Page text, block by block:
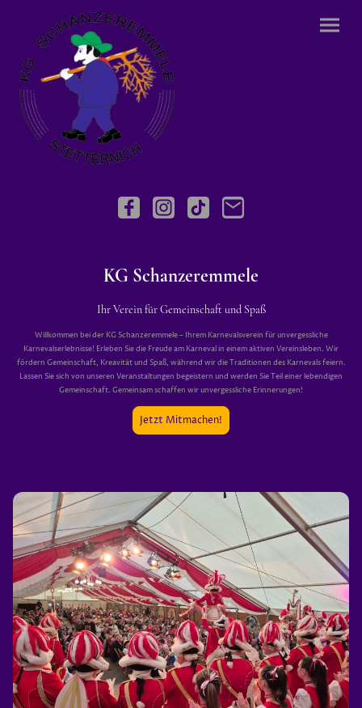
KG Schanzeremmele
Ihr Verein für Gemeinschaft und Spaß
Willkommen bei der KG Schanzeremmele – Ihrem Karnevalsverein für unvergessliche
Karnevalserlebnisse! Erleben Sie die Freude am Karneval in einem aktiven Vereinsleben. Wir
fördern Gemeinschaft, Kreavität und Spaß, während wir die Traditionen des Karnevals feiern.
Lassen Sie sich von unseren Veranstaltungen begeistern und werden Sie Teil einer lebendigen
Gemeinschaft. Gemeinsam schaffen wir unvergessliche Erinnerungen!
Jetzt Mitmachen!